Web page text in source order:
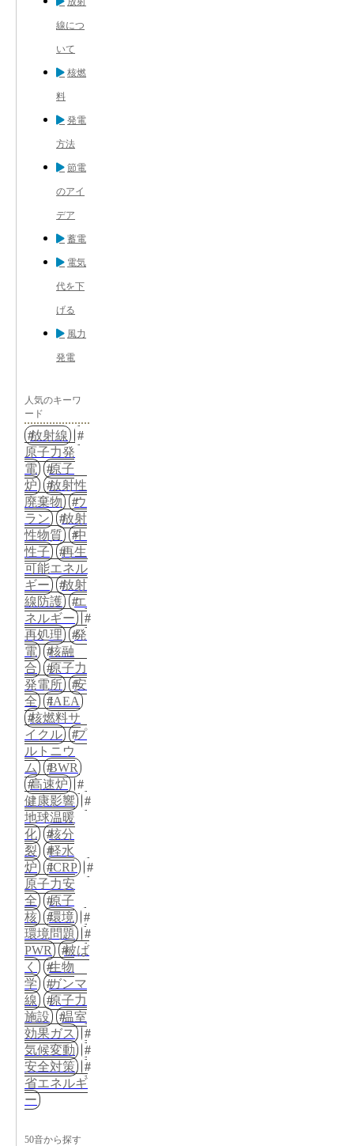
線につ
いて
核燃
料
発電
方法
節電
のアイ
デア
蓄電
電気
代を下
げる
風力
発電
人気のキーワ
ード
放射線
原子力発
電
原子
炉
放射性
廃棄物
ウ
ラン
放射
性物質
中
性子
再生
可能エネル
ギー
放射
線防護
エ
ネルギー
再処理
発
電
核融
合
原子力
発電所
安
全
IAEA
核燃料サ
イクル
プ
ルトニウ
ム
BWR
高速炉
健康影響
地球温暖
化
核分
裂
軽水
炉
ICRP
原子力安
全
原子
核
環境
環境問題
PWR
被ば
く
生物
学
ガンマ
線
原子力
施設
温室
効果ガス
気候変動
安全対策
省エネルギ
ー
50音から探す